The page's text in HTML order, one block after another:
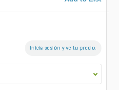
Inicia sesión y ve tu precio.